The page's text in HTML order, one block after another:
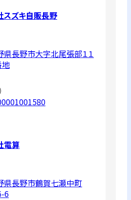
スズキ自販長野
県長野市大字北尾張部１１
地
電算
県長野市鶴賀七瀬中町
6